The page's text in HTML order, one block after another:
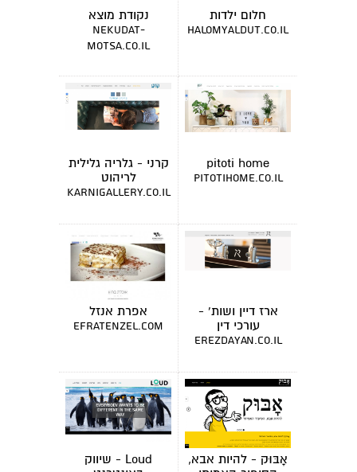
חלום ילדות
halomyaldut.co.il
נקודת מוצא
nekudat-
motsa.co.il
pitoti home
pitotihome.co.il
קרני - גלריה גלילית
לריהוט
karnigallery.co.il
ארז דיין ושות' -
עורכי דין
erezdayan.co.il
אפרת אנזל
efratenzel.com
אָבּוּק - להיות אבא,
Loud - שיווק